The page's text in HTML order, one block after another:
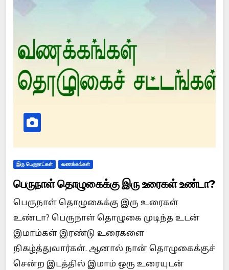
இரு பெருநாட்கள் வணக்கங்கள்
பெருநாள் தொழுகைக்கு இரு உரைகள் உண்டா?
பெருநாள் தொழுகைக்கு இரு உரைகள்
உண்டா? பெருநாள் தொழுகை முடிந்த உடன்
இமாம்கள் இரண்டு உரைகளை
நிகழ்த்துவார்கள். ஆனால் நான் தொழுகைக்குச்
சென்ற இடத்தில் இமாம் ஒரு உரையுடன்